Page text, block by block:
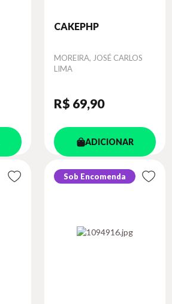
CAKEPHP
Autor
MOREIRA, JOSÉ CARLOS
LIMA
R$ 69,90
ADICIONAR
Sob Encomenda